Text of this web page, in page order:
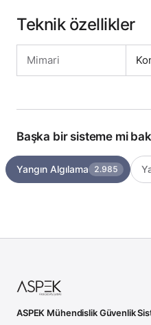
Teknik özellikler
Mimari
Başka bir sisteme mi
Yangın Algılama 2.985
ASPEK Mühendislik Güvenlik